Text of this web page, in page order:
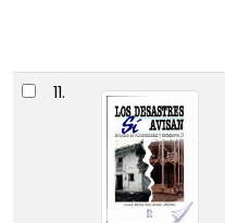
11.